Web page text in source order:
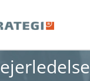
ejerledelse